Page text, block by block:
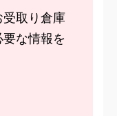
受取り倉庫
な情報を